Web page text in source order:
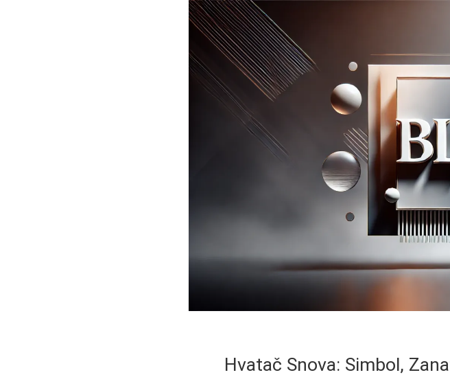
Hvatač Snova: Simbol,